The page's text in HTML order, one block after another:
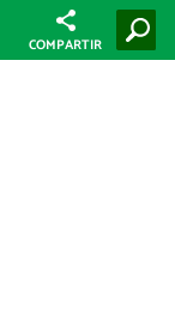
COMPARTIR